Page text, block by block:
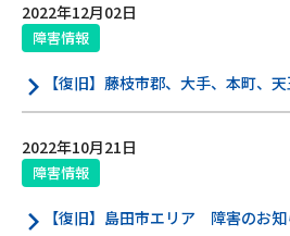
お知らせ
サイトマップ
ウェブサイトのご利用について
放送基準
2022年12月02日
障害情報
【復旧】藤枝市郡、大手、本町、
2022年10月21日
障害情報
【復旧】島田市エリア 障害のお知